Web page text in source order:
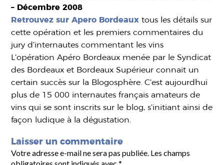
– Décembre 2008
Retrouvez sur Apero Bordeaux tous les détails sur
cette opération et les premiers commentaires du
jury d’internautes commentant les vins
L’opération Apéro Bordeaux menée par le Syndicat
des Bordeaux et Bordeaux Supérieur connait un
certain succès sur la Blogosphère. C’est aujourdhui
plus de 15 000 internautes français amateurs de
vins qui se sont inscrits sur le blog, s’initiant ainsi de
façon ludique à la dégustation.
Laisser un commentaire
Votre adresse e-mail ne sera pas publiée. Les champs